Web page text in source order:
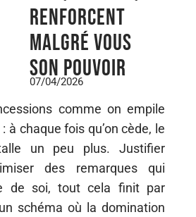
renforcent
malgré vous
son pouvoir
07/04/2026
comme on empile
à chaque fois qu’on cède, le
un peu plus. Justifier
des remarques qui
de soi, tout cela finit par
schéma où la domination